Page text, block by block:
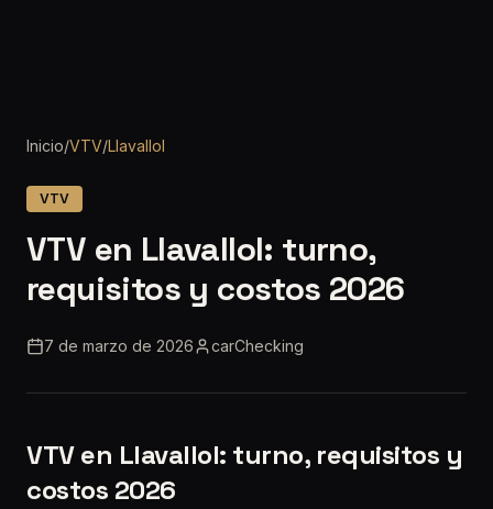
Inicio/VTV/Llavallol
VTV
VTV en Llavallol: turno,
requisitos y costos 2026
7 de marzo de 2026 carChecking
VTV en Llavallol: turno, requisitos y
costos 2026